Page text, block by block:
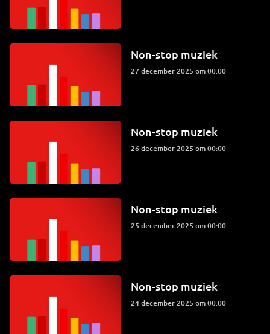
Non-stop muziek
27 december 2025 om 00:00
Non-stop muziek
26 december 2025 om 00:00
Non-stop muziek
25 december 2025 om 00:00
Non-stop muziek
24 december 2025 om 00:00